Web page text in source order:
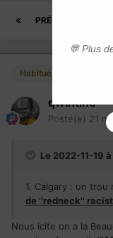
PRÉCÉDENT
Habitués
qwintine
Posté(e) 21
Le 2022-11-19
1. Calgary : un
de ''redneck''
Nous icite on a la